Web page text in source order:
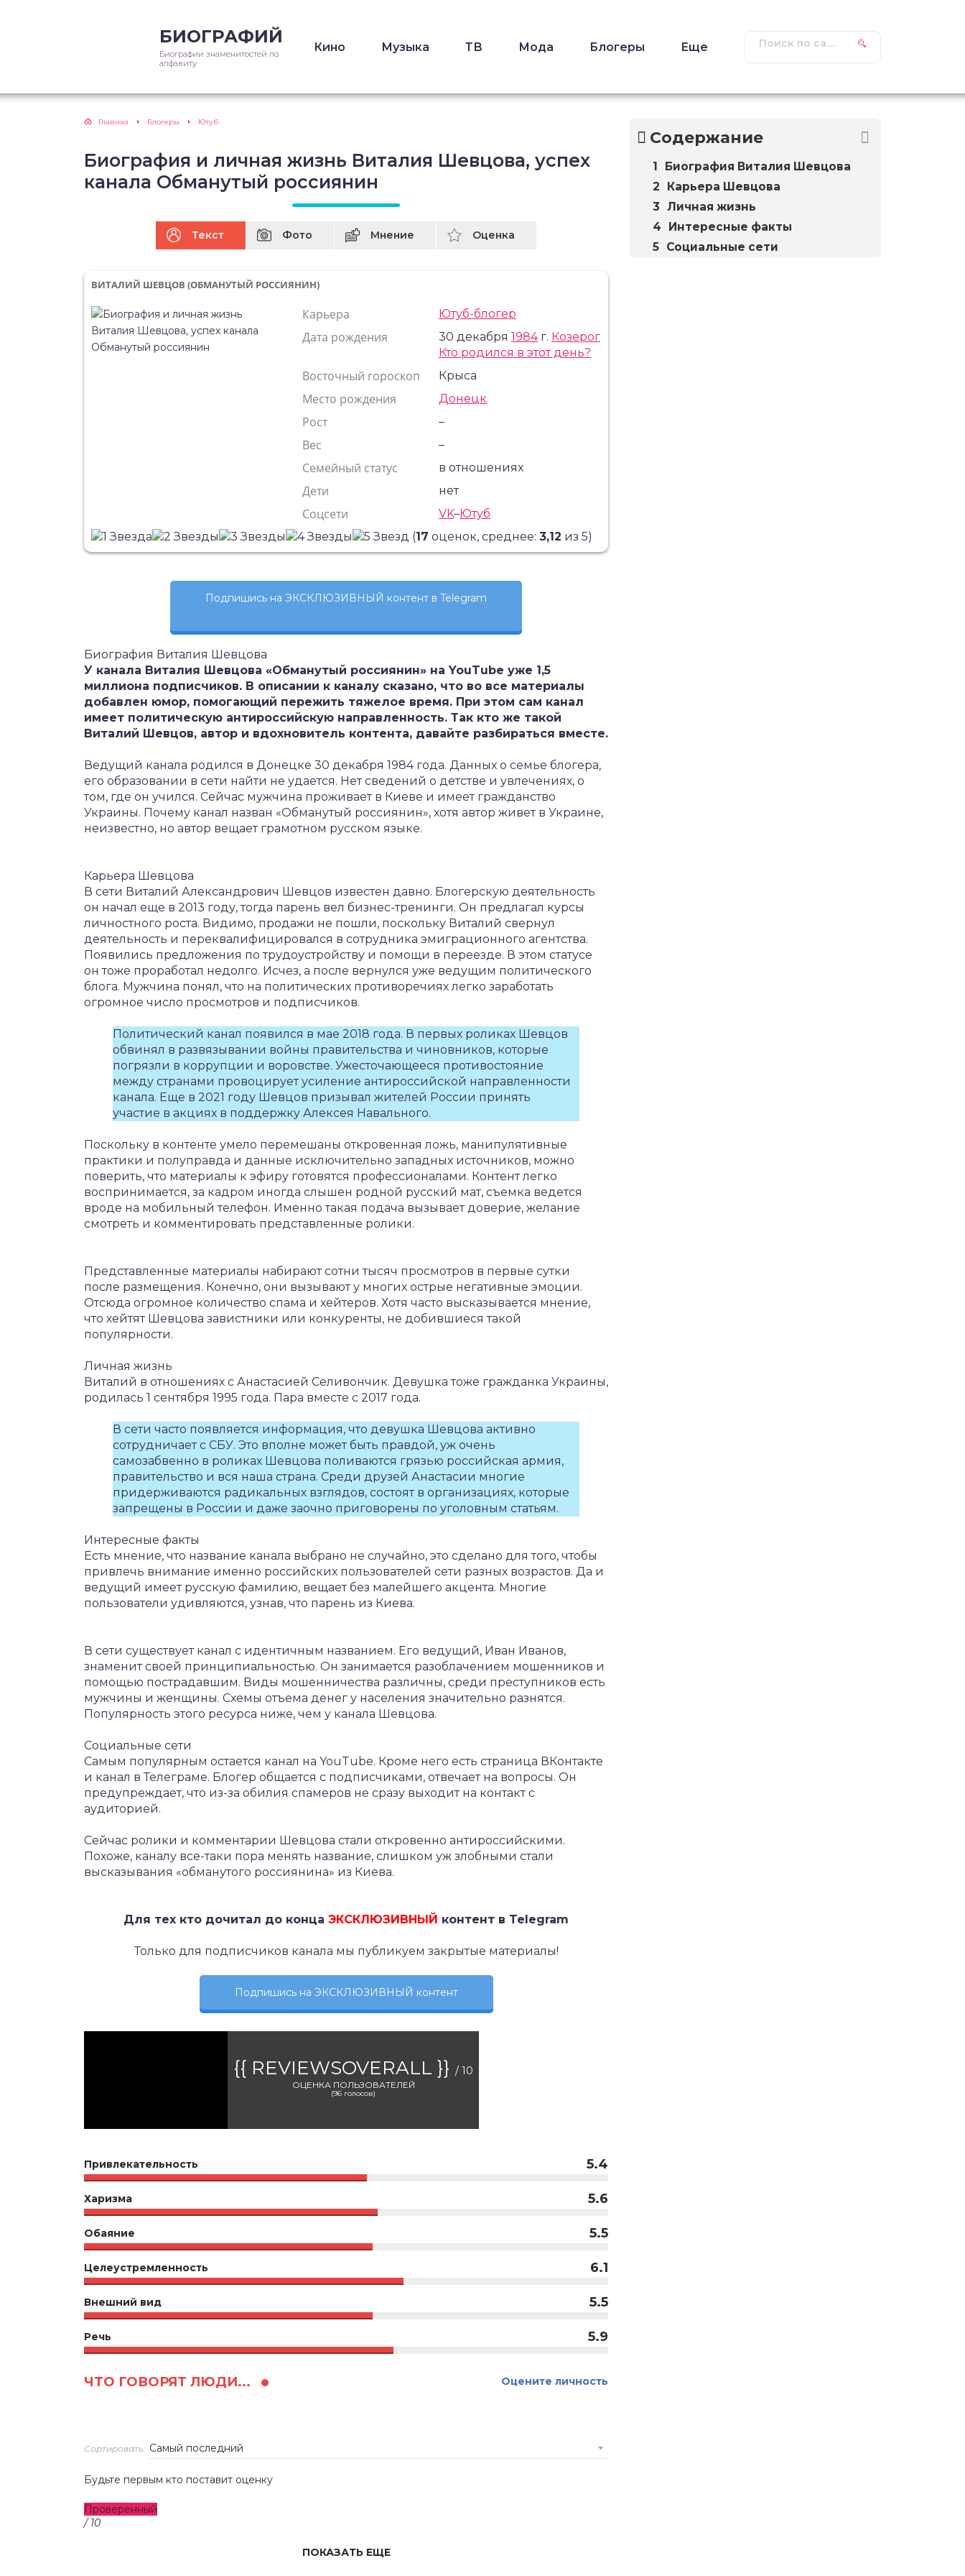
БИОГРАФИЙ
Биографии знаменитостей по
алфавиту
Кино Музыка ТВ Мода Блогеры Еще
Главная Блогеры Ютуб
Биография и личная жизнь Виталия Шевцова, успех
канала Обманутый россиянин
Текст Фото Мнение Оценка
ВИТАЛИЙ ШЕВЦОВ (ОБМАНУТЫЙ РОССИЯНИН)
Карьера Ютуб-блогер
Дата рождения 30 декабря1984г. Козерог
Кто родился в этот день?
Восточный гороскоп Крыса
Место рождения Донецк
Рост –
Вес –
Семейный статус в отношениях
Дети нет
Соцсети VK–Ютуб
(17 оценок, среднее: 3,12 из 5)
Подпишись на ЭКСКЛЮЗИВНЫЙ контент в Telegram
Биография Виталия Шевцова
У канала Виталия Шевцова «Обманутый россиянин» на YouTube уже 1,5
миллиона подписчиков. В описании к каналу сказано, что во все материалы
добавлен юмор, помогающий пережить тяжелое время. При этом сам канал
имеет политическую антироссийскую направленность. Так кто же такой
Виталий Шевцов, автор и вдохновитель контента, давайте разбираться вместе.
Ведущий канала родился в Донецке 30 декабря 1984 года. Данных о семье блогера,
его образовании в сети найти не удается. Нет сведений о детстве и увлечениях, о
том, где он учился. Сейчас мужчина проживает в Киеве и имеет гражданство
Украины. Почему канал назван «Обманутый россиянин», хотя автор живет в Украине,
неизвестно, но автор вещает грамотном русском языке.
Карьера Шевцова
В сети Виталий Александрович Шевцов известен давно. Блогерскую деятельность
он начал еще в 2013 году, тогда парень вел бизнес-тренинги. Он предлагал курсы
личностного роста. Видимо, продажи не пошли, поскольку Виталий свернул
деятельность и переквалифицировался в сотрудника эмиграционного агентства.
Появились предложения по трудоустройству и помощи в переезде. В этом статусе
он тоже проработал недолго. Исчез, а после вернулся уже ведущим политического
блога. Мужчина понял, что на политических противоречиях легко заработать
огромное число просмотров и подписчиков.
Политический канал появился в мае 2018 года. В первых роликах Шевцов
обвинял в развязывании войны правительства и чиновников, которые
погрязли в коррупции и воровстве. Ужесточающееся противостояние
между странами провоцирует усиление антироссийской направленности
канала. Еще в 2021 году Шевцов призывал жителей России принять
участие в акциях в поддержку Алексея Навального.
Поскольку в контенте умело перемешаны откровенная ложь, манипулятивные
практики и полуправда и данные исключительно западных источников, можно
поверить, что материалы к эфиру готовятся профессионалами. Контент легко
воспринимается, за кадром иногда слышен родной русский мат, съемка ведется
вроде на мобильный телефон. Именно такая подача вызывает доверие, желание
смотреть и комментировать представленные ролики.
Представленные материалы набирают сотни тысяч просмотров в первые сутки
после размещения. Конечно, они вызывают у многих острые негативные эмоции.
Отсюда огромное количество спама и хейтеров. Хотя часто высказывается мнение,
что хейтят Шевцова завистники или конкуренты, не добившиеся такой
популярности.
Личная жизнь
Виталий в отношениях с Анастасией Селивончик. Девушка тоже гражданка Украины,
родилась 1 сентября 1995 года. Пара вместе с 2017 года.
В сети часто появляется информация, что девушка Шевцова активно
сотрудничает с СБУ. Это вполне может быть правдой, уж очень
самозабвенно в роликах Шевцова поливаются грязью российская армия,
правительство и вся наша страна. Среди друзей Анастасии многие
придерживаются радикальных взглядов, состоят в организациях, которые
запрещены в России и даже заочно приговорены по уголовным статьям.
Интересные факты
Есть мнение, что название канала выбрано не случайно, это сделано для того, чтобы
привлечь внимание именно российских пользователей сети разных возрастов. Да и
ведущий имеет русскую фамилию, вещает без малейшего акцента. Многие
пользователи удивляются, узнав, что парень из Киева.
В сети существует канал с идентичным названием. Его ведущий, Иван Иванов,
знаменит своей принципиальностью. Он занимается разоблачением мошенников и
помощью пострадавшим. Виды мошенничества различны, среди преступников есть
мужчины и женщины. Схемы отъема денег у населения значительно разнятся.
Популярность этого ресурса ниже, чем у канала Шевцова.
Социальные сети
Самым популярным остается канал на YouTube. Кроме него есть страница ВКонтакте
и канал в Телеграме. Блогер общается с подписчиками, отвечает на вопросы. Он
предупреждает, что из-за обилия спамеров не сразу выходит на контакт с
аудиторией.
Сейчас ролики и комментарии Шевцова стали откровенно антироссийскими.
Похоже, каналу все-таки пора менять название, слишком уж злобными стали
высказывания «обманутого россиянина» из Киева.
Для тех кто дочитал до концаЭКСКЛЮЗИВНЫЙ контент в Telegram
Только для подписчиков канала мы публикуем закрытые материалы!
Подпишись на ЭКСКЛЮЗИВНЫЙ контент
{{ REVIEWSOVERALL }} / 10
ОЦЕНКА ПОЛЬЗОВАТЕЛЕЙ
(96 голосов)
Привлекательность 5.4
Харизма 5.6
Обаяние 5.5
Целеустремленность 6.1
Внешний вид 5.5
Речь 5.9
ЧТО ГОВОРЯТ ЛЮДИ... Оцените личность
Сортировать:
Будьте первым кто поставит оценку
Проверенный
/ 10
ПОКАЗАТЬ ЕЩЕ
Содержание
Биография Виталия Шевцова
Карьера Шевцова
Личная жизнь
Интересные факты
Социальные сети